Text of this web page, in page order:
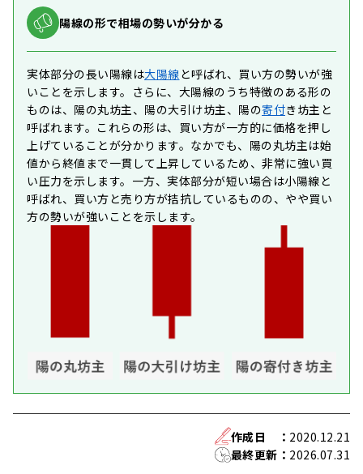
陽線の形で相場の勢いが分かる
実体部分の長い陽線は大陽線と呼ばれ、買い方の勢いが強
いことを示します。さらに、大陽線のうち特徴のある形の
ものは、陽の丸坊主、陽の大引け坊主、陽の寄付き坊主と
呼ばれます。これらの形は、買い方が一方的に価格を押し
上げていることが分かります。なかでも、陽の丸坊主は始
値から終値まで一貫して上昇しているため、非常に強い買
い圧力を示します。一方、実体部分が短い場合は小陽線と
呼ばれ、買い方と売り方が拮抗しているものの、やや買い
方の勢いが強いことを示します。
作成日 ： 2020.12.21
最終更新 ： 2026.07.31